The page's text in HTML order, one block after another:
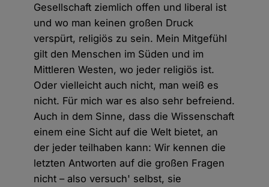
Gesellschaft ziemlich offen und liberal ist
und wo man keinen großen Druck
verspürt, religiös zu sein. Mein Mitgefühl
gilt den Menschen im Süden und im
Mittleren Westen, wo jeder religiös ist.
Oder vielleicht auch nicht, man weiß es
nicht. Für mich war es also sehr befreiend.
Auch in dem Sinne, dass die Wissenschaft
einem eine Sicht auf die Welt bietet, an
der jeder teilhaben kann: Wir kennen die
letzten Antworten auf die großen Fragen
nicht – also versuch' selbst, sie